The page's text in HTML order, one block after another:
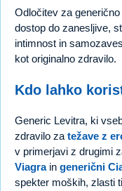
Odločitev za
dostop do zanesljive,
intimnost in
kot originalno zdravilo.
Kdo lahko
Generic Levitra, ki
zdravilo za težave z
v primerjavi z drugimi
Viagrain generični
spekter moških, zlasti